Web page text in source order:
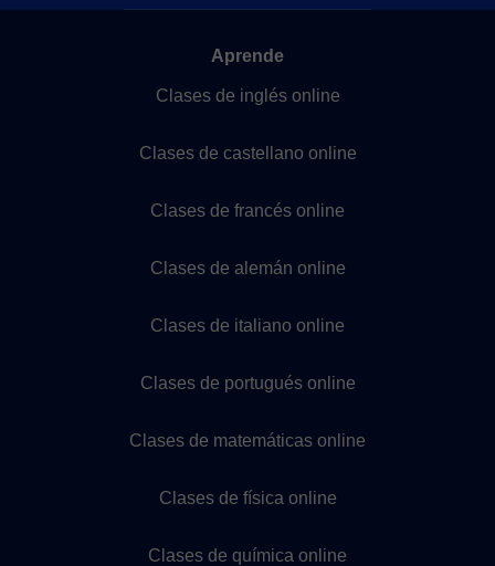
Aprende
Clases de inglés online
Clases de castellano online
Clases de francés online
Clases de alemán online
Clases de italiano online
Clases de portugués online
Clases de matemáticas online
Clases de física online
Clases de química online